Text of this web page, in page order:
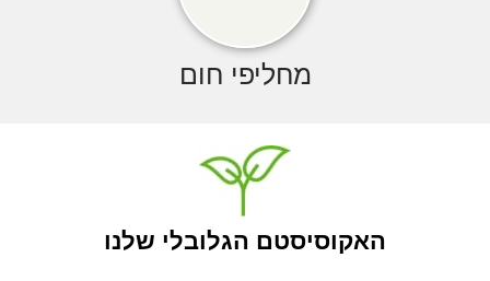
מחליפי חום
האקוסיסטם הגלובלי שלנו